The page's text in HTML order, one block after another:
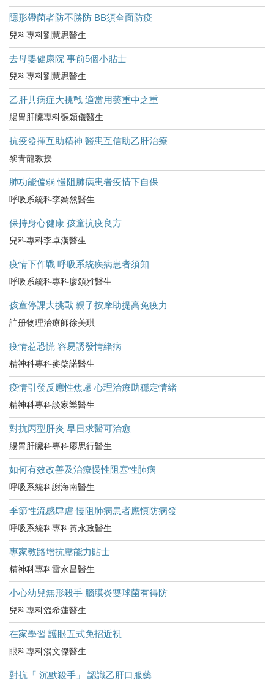
隱形帶菌者防不勝防 BB須全面防疫
兒科專科劉慧思醫生
去母嬰健康院 事前5個小貼士
兒科專科劉慧思醫生
乙肝共病症大挑戰 適當用藥重中之重
腸胃肝臟專科張穎儀醫生
抗疫發揮互助精神 醫患互信助乙肝治療
黎青龍教授
肺功能偏弱 慢阻肺病患者疫情下自保
呼吸系統科李嫣然醫生
保持身心健康 孩童抗疫良方
兒科專科李卓漢醫生
疫情下作戰 呼吸系統疾病患者須知
呼吸系統科專科廖頌雅醫生
孩童停課大挑戰 親子按摩助提高免疫力
註册物理治療師徐美琪
疫情惹恐慌 容易誘發情緒病
精神科專科麥棨諾醫生
疫情引發反應性焦慮 心理治療助穩定情緒
精神科專科談家樂醫生
對抗丙型肝炎 早日求醫可治愈
腸胃肝臟科專科廖思行醫生
如何有效改善及治療慢性阻塞性肺病
呼吸系統科謝海南醫生
季節性流感肆虐 慢阻肺病患者應慎防病發
呼吸系統科專科黃永政醫生
專家教路增抗壓能力貼士
精神科專科雷永昌醫生
小心幼兒無形殺手 腦膜炎雙球菌有得防
兒科專科溫希蓮醫生
在家學習 護眼五式免招近視
眼科專科湯文傑醫生
對抗「 沉默殺手」 認識乙肝口服藥